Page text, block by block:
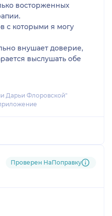
восторженных
с которыми я могу
внушает доверие,
выслушать обе
хочет помочь, и видно,
отношения.
движения вперед.
которые хочется
делаем на каждой
и следующие шаги. Это
Дарьи Флоровской"
Проверен НаПоправку